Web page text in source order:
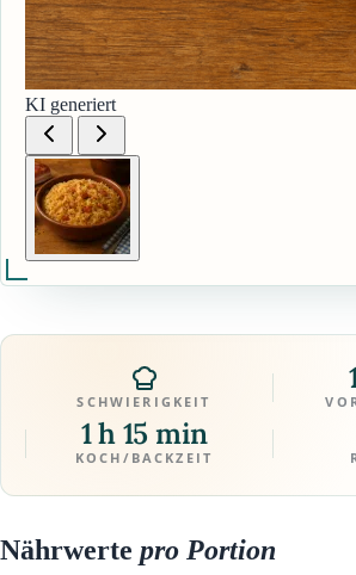
KI generiert
SCHWIERIGKEIT
1 h 15 min
KOCH/BACKZEIT
Nährwerte pro Portion